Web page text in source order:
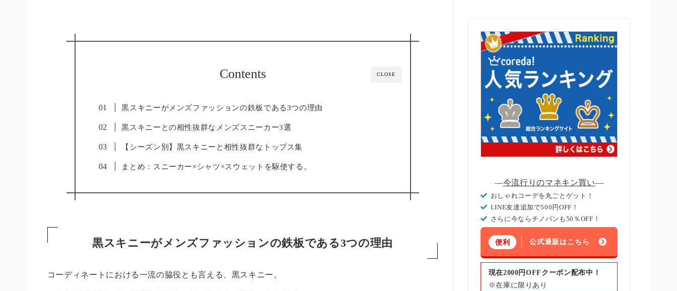
CLOSE
Contents
黒スキニーがメンズファッションの鉄板である3つの理由
黒スキニーとの相性抜群なメンズスニーカー3選
【シーズン別】黒スキニーと相性抜群なトップス集
まとめ：スニーカー×シャツ×スウェットを駆使する。
黒スキニーがメンズファッションの鉄板である3つの理由
コーディネートにおける一流の脇役とも言える、黒スキニー。
―今流行りのマネキン買い―
おしゃれコーデを丸ごとゲット！
LINE友達追加で500円OFF！
さらに今ならチノパンも50％OFF！
便利 公式通販はこちら
現在2000円OFFクーポン配布中！
※在庫に限りあり